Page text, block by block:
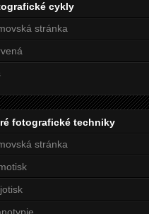
cykly
stránka
fotografické techniky
stránka